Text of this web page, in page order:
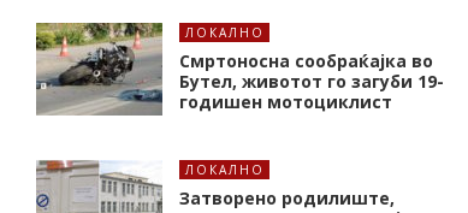
ЛОКАЛНО
Смртоносна сообраќајка во
Бутел, животот го загуби 19-
годишен мотоциклист
ЛОКАЛНО
Затворено родилиште,